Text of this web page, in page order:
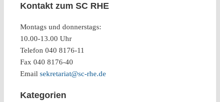
Kontakt zum SC RHE
Montags und donnerstags:
10.00-13.00 Uhr
Telefon 040 8176-11
Fax 040 8176-40
Email sekretariat@sc-rhe.de
Kategorien